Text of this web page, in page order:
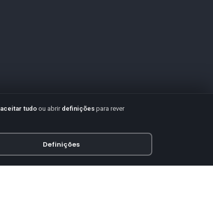
aceitar tudo ou abrir definições para rever
Definições